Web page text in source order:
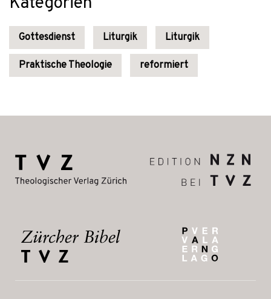
Gottesdienst Liturgik Liturgik
Praktische Theologie reformiert